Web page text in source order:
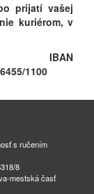
prijatí vašej
kuriérom, v
IBAN
1100
s ručením
8
mestská časť